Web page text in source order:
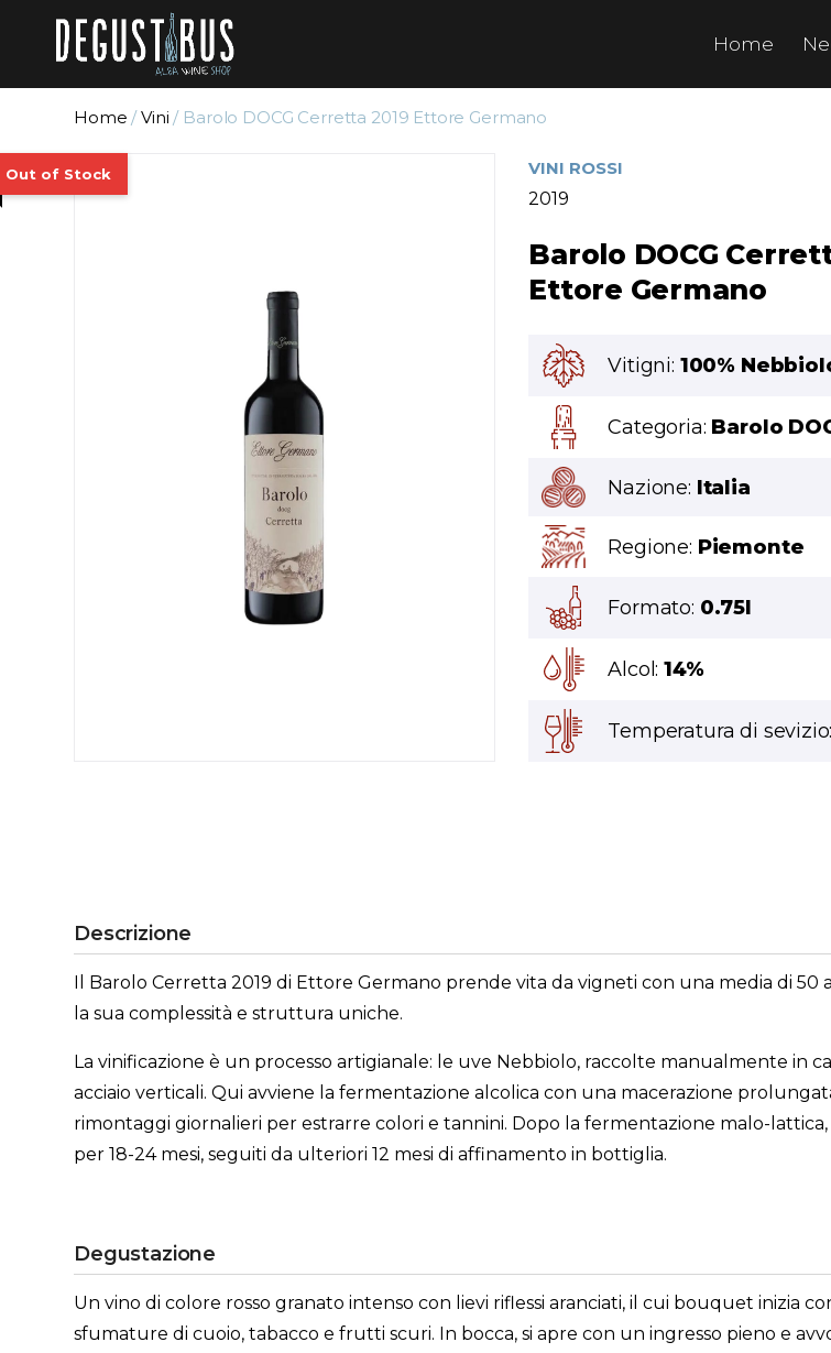
Home
Home /Vini / Barolo DOCG Cerretta 2019 Ettore Germano
VINI ROSSI
2019
Barolo DOCG
Ettore Germano
Vitigni: 100%
Categoria: Barolo
Nazione: Italia
Regione: Piemonte
Formato: 0.75l
Alcol:14%
Temperatura di
Descrizione
Il Barolo Cerretta 2019 di Ettore Germano prende vita da vigneti con una media di
la sua complessità e struttura uniche.
La vinificazione è un processo artigianale: le uve Nebbiolo, raccolte manualmente in
acciaio verticali. Qui avviene la fermentazione alcolica con una macerazione
rimontaggi giornalieri per estrarre colori e tannini. Dopo la fermentazione malo-
per 18-24 mesi, seguiti da ulteriori 12 mesi di affinamento in bottiglia.
Degustazione
Un vino di colore rosso granato intenso con lievi riflessi aranciati, il cui bouquet inizia
sfumature di cuoio, tabacco e frutti scuri. In bocca, si apre con un ingresso pieno e